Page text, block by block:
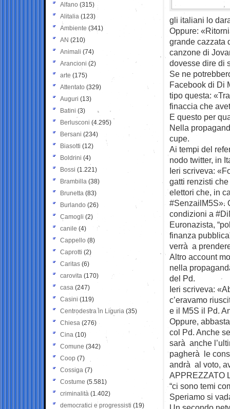
gli italiani lo
Oppure:
grande cazzata
canzone di
dovesse dire di
Se ne
Facebook di Di
tipo questa:
finaccia che
E questo per
Nella
cupe.
Ai tempi del
nodo twitter, in
Ieri scriveva:
gatti renzisti
elettori che, in
#SenzailM5S».
condizioni a
Euronazista,
finanza
verrà a
Altro account
nella
del Pd.
Ieri scriveva:
c’eravamo
e il M5S il Pd.
Oppure,
col Pd. Anche
sarà anche
pagherà le
andrà al voto,
APPREZZATO
“ci sono temi
Speriamo si
Alfano (315)
Alitalia (123)
Ambiente (341)
AN (210)
Animali (74)
Arancioni (2)
arte (175)
Attentato (329)
Auguri (13)
Batini (3)
Berlusconi (4.295)
Bersani (234)
Biasotti (12)
Boldrini (4)
Bossi (1.221)
Brambilla (38)
Brunetta (83)
Burlando (26)
Camogli (2)
canile (4)
Cappello (8)
Caprotti (2)
Caritas (6)
carovita (170)
casa (247)
Casini (119)
Centrodestra in Liguria (35)
Chiesa (276)
Cina (10)
Comune (342)
Coop (7)
Cossiga (7)
Costume (5.581)
criminalità (1.402)
democratici e progressisti (19)